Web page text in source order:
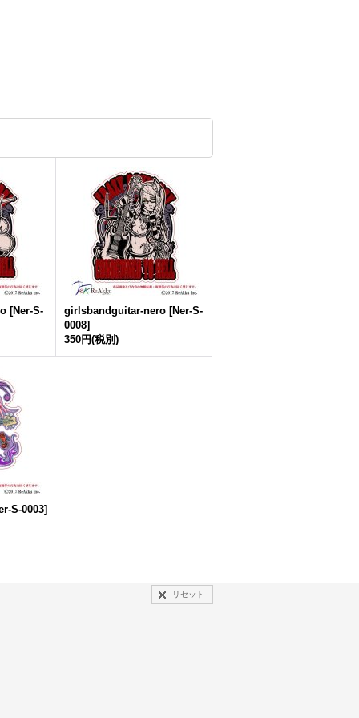
[Ner-S- girlsbandguitar-nero [Ner-S-
0008]
350円(税別)
S-0003]
リセット